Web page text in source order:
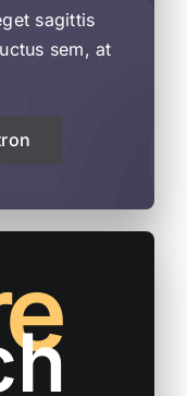
sagittis
sem, at